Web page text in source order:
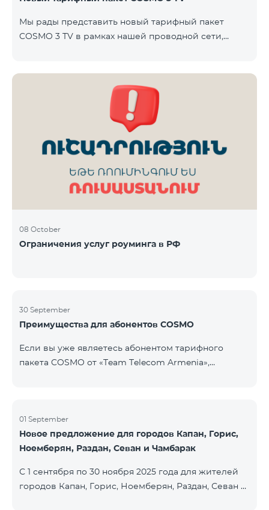
ТВ-приставки — доступ осуществляется через
приложение TeamTV Smart. Стоимость
Мы рады представить новый тарифный пакет
COSMO 3 TV в рамках нашей проводной сети,
городах Варденис и Гавар до 15 ноября 2025 года
включительно. В пакет COSMO 3 TV входит:
Интернет: скорость до 50 Мбит/с Телевидение: до
80 каналов через приложение TeamTV Smart
Фиксированная телефония: 180 минут на звонки
внутри фиксированной сети Team Телевизионная
08 October
Ограничения услуг роуминга в РФ
30 September
Преимущества для абонентов COSMO
Если вы уже являетесь абонентом тарифного
пакета COSMO от «Team Telecom Armenia»,
систему безопасности — всего одним касанием и с
безлимитным интернетом благодаря устройствам
Aqara от Smart Place. Все действующие абоненты
приобрести умные устройства бренда Aqara на
особых условиях. Устройства доступны в салоне
01 September
Новое предложение для городов Капан, Горис,
Ноемберян, Раздан, Севан и Чамбарак
С 1 сентября по 30 ноября 2025 года для жителей
городов Капан, Горис, Ноемберян, Раздан, Севан и